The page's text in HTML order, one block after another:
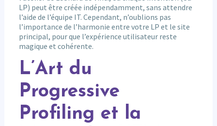
LP) peut être créée indépendamment, sans attendre
l’aide de l’équipe IT. Cependant, n’oublions pas
l’importance de l’harmonie entre votre LP et le site
principal, pour que l’expérience utilisateur reste
magique et cohérente.
L’Art du
Progressive
Profiling et la